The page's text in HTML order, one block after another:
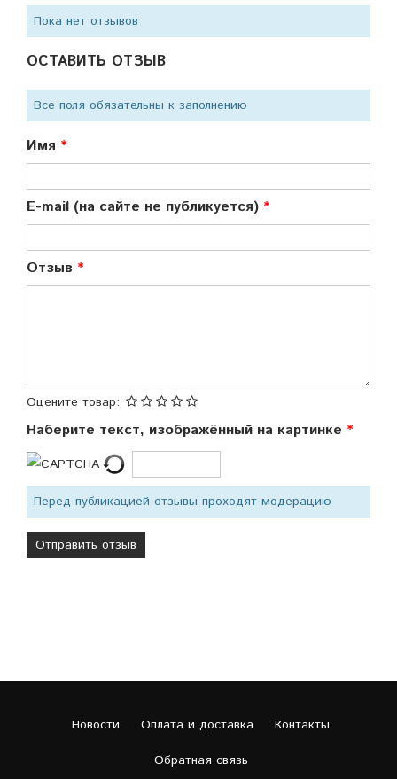
Пока нет отзывов
ОСТАВИТЬ ОТЗЫВ
Все поля обязательны к заполнению
Имя
E-mail (на сайте не публикуется)
Отзыв
Оцените товар:
Наберите текст, изображённый на картинке
Перед публикацией отзывы проходят модерацию
Новости Оплата и доставка
Контакты
Обратная связь